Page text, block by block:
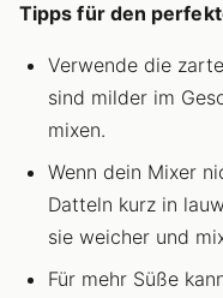
Tipps für den
Verwende die
sind milder im
mixen.
Wenn dein Mixer
Datteln kurz in
sie weicher und
Für mehr Süße